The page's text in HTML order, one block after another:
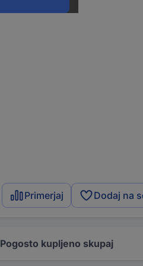
Primerjaj Dodaj na
Pogosto kupljeno skupaj